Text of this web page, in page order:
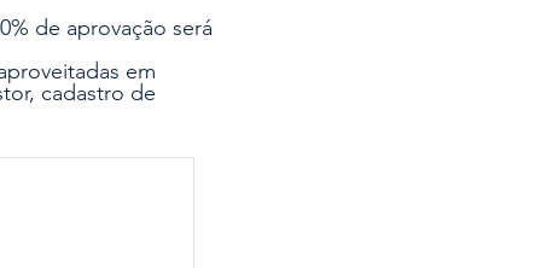
de aprovação será
em
cadastro de